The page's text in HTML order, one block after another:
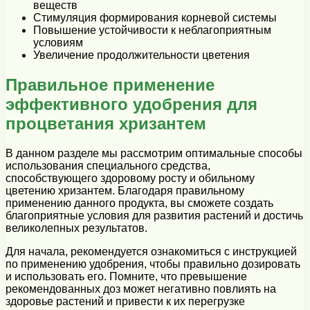
веществ
Стимуляция формирования корневой системы
Повышение устойчивости к неблагоприятным
условиям
Увеличение продолжительности цветения
Правильное применение
эффективного удобрения для
процветания хризантем
В данном разделе мы рассмотрим оптимальные способы
использования специального средства,
способствующего здоровому росту и обильному
цветению хризантем. Благодаря правильному
применению данного продукта, вы сможете создать
благоприятные условия для развития растений и достичь
великолепных результатов.
Для начала, рекомендуется ознакомиться с инструкцией
по применению удобрения, чтобы правильно дозировать
и использовать его. Помните, что превышение
рекомендованных доз может негативно повлиять на
здоровье растений и привести к их перегрузке